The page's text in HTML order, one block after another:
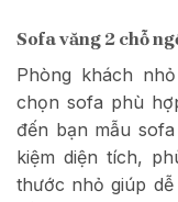
Sofa văng 2 chỗ
Phòng khách
chọn sofa phù
đến bạn mẫu
kiệm diện tích,
thước nhỏ giúp